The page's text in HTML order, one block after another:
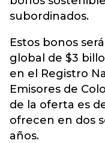
subordinados.
Estos bonos
global de $3
en el Registro
Emisores de
de la oferta es
ofrecen en dos
años.